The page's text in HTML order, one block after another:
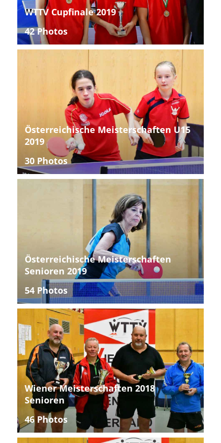
WTTV Cupfinale 2019
42 Photos
Österreichische Meisterschaften U15
2019
30 Photos
Österreichische Meisterschaften
Senioren 2019
54 Photos
Wiener Meisterschaften 2018
Senioren
46 Photos